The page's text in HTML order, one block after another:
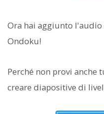
Ora hai aggiunto
Ondoku!
Perché non provi anche
creare diapositive di